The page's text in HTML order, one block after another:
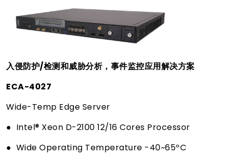
入侵防护/检测和威胁分析，事件监控应用解决方案
ECA-4027
Wide-Temp Edge Server
● Intel® Xeon D-2100 12/16 Cores Processor
● Wide Operating Temperature -40~65ºC